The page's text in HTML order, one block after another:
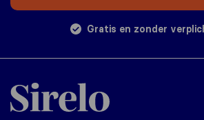
Gratis en zonder